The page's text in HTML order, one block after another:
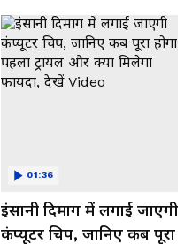
इंसानी दिमाग में लगाई जाएगी
कंप्यूटर चिप, जानिए कब पूरा
01:36